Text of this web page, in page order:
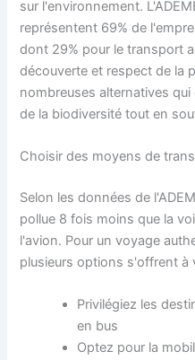
sur l'environnement.
représentent 69% de
dont 29% pour le transport
découverte et respect de la
nombreuses alternatives
de la biodiversité tout en
Choisir des moyens de
Selon les données de
pollue 8 fois moins que la
l'avion. Pour un voyage
plusieurs options s'offrent à
Privilégiez les
en bus
Optez pour la